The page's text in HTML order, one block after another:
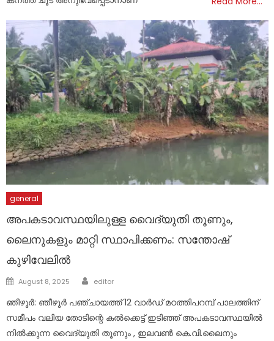
general
അപകടാവസ്ഥയിലുള്ള വൈദ്യുതി തൂണും,
ലൈനുകളും മാറ്റി സ്ഥാപിക്കണം: സന്തോഷ്
കുഴിവേലിൽ
Posted
August 8, 2025 Author
editor
ഞീഴൂർ: ഞീഴൂർ പഞ്ചായത്ത് 12 വാർഡ് മഠത്തിപറമ്പ് പാലത്തിന്
സമീപം വലിയ തോടിന്റെ കൽക്കെട്ട് ഇടിഞ്ഞ് അപകടാവസ്ഥയിൽ
നിൽക്കുന്ന വൈദ്യുതി തൂണും , ഇലവൺ കെ.വി.ലൈനും